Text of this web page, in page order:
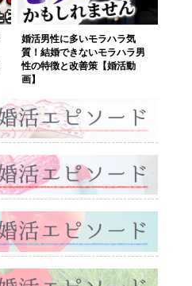
婚活男性に多いモラハラ気
質！結婚できないモラハラ男
性の特徴と改善策【婚活動
画】